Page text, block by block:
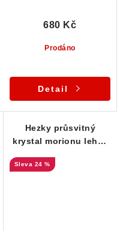
Prodáno
680 Kč
Detail
Hezky průsvitný
krystal morionu lehce
křemenem a
24 %